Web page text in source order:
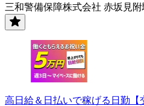
三和警備保障株式会社 赤坂見
高日給＆日払いで稼げる日勤